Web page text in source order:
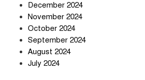
December 2024
November 2024
October 2024
September 2024
August 2024
July 2024